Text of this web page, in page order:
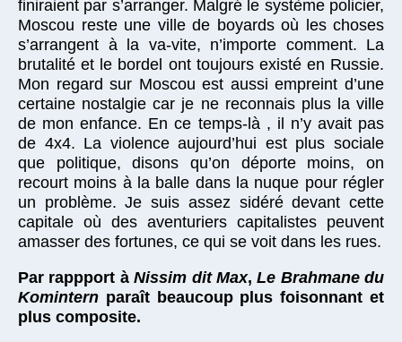
finiraient par s’arranger. Malgré le système policier,
Moscou reste une ville de boyards où les choses
s’arrangent à la va-vite, n’importe comment. La
brutalité et le bordel ont toujours existé en Russie.
Mon regard sur Moscou est aussi empreint d’une
certaine nostalgie car je ne reconnais plus la ville
de mon enfance. En ce temps-là , il n’y avait pas
de 4x4. La violence aujourd’hui est plus sociale
que politique, disons qu’on déporte moins, on
recourt moins à la balle dans la nuque pour régler
un problème. Je suis assez sidéré devant cette
capitale où des aventuriers capitalistes peuvent
amasser des fortunes, ce qui se voit dans les rues.
Par rappport àNissim dit Max,Le Brahmane du
Komintern paraît beaucoup plus foisonnant et
plus composite.